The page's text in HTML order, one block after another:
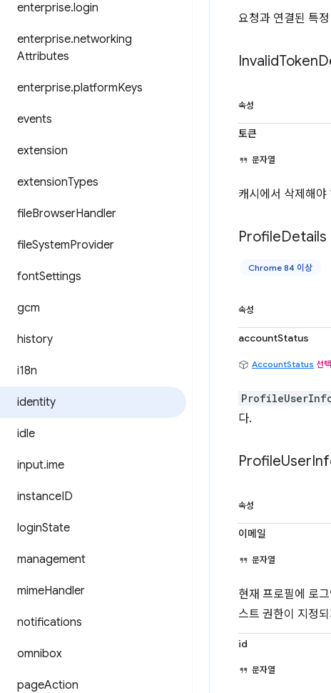
enterprise.login
enterprise.networking
Attributes
enterprise.platformKeys
events
extension
extensionTypes
fileBrowserHandler
fileSystemProvider
fontSettings
gcm
history
i18n
identity
idle
input.ime
instanceID
loginState
management
mimeHandler
notifications
omnibox
pageAction
요청과 연결된 특
InvalidToken
속성
토큰
문자열
캐시에서 삭제해야
ProfileDetails
Chrome 84 이상
속성
accountStatus
AccountStatus 선
다.
ProfileUser
속성
이메일
문자열
현재 프로필에 로
스트 권한이 지정
id
문자열